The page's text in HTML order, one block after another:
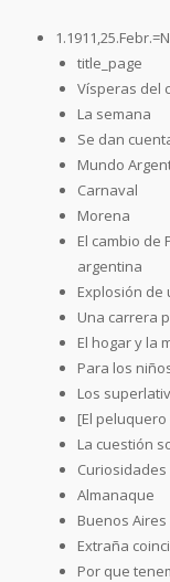
title_page
Vísperas del
La semana
Se dan
Mundo
Carnaval
Morena
El cambio de
argentina
Explosión de
Una carrera
El hogar y la
Para los
Los
[El peluquero
La cuestión
Curiosidades
Almanaque
Buenos Aires
Extraña
Por que